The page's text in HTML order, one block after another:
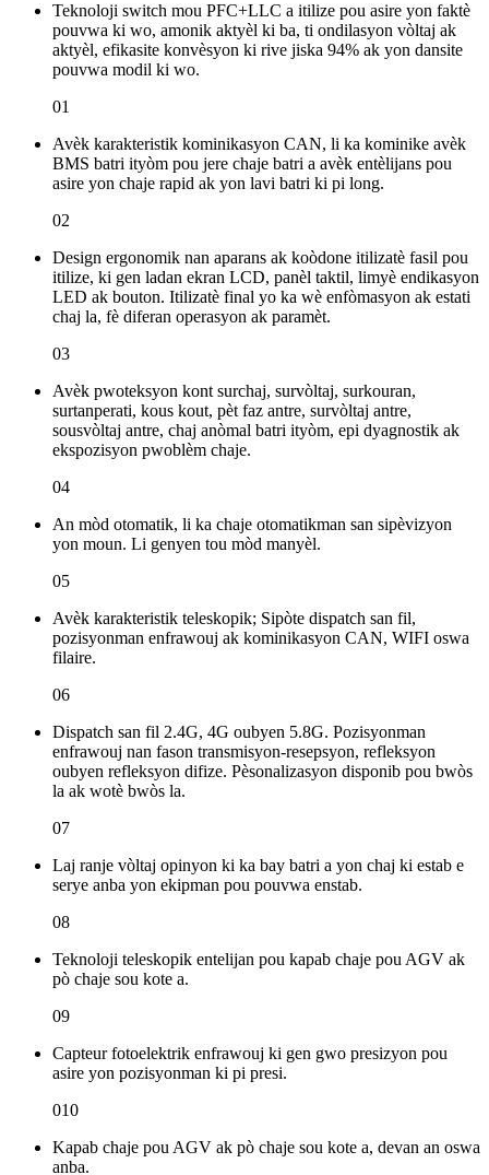
Teknoloji switch mou PFC+LLC a itilize pou asire yon faktè
pouvwa ki wo, amonik aktyèl ki ba, ti ondilasyon vòltaj ak
aktyèl, efikasite konvèsyon ki rive jiska 94% ak ​​yon dansite
pouvwa modil ki wo.
01
Avèk karakteristik kominikasyon CAN, li ka kominike avèk
BMS batri ityòm pou jere chaje batri a avèk entèlijans pou
asire yon chaje rapid ak yon lavi batri ki pi long.
02
Design ergonomik nan aparans ak koòdone itilizatè fasil pou
itilize, ki gen ladan ekran LCD, panèl taktil, limyè endikasyon
LED ak bouton. Itilizatè final yo ka wè enfòmasyon ak estati
chaj la, fè diferan operasyon ak paramèt.
03
Avèk pwoteksyon kont surchaj, survòltaj, surkouran,
surtanperati, kous kout, pèt faz antre, survòltaj antre,
sousvòltaj antre, chaj anòmal batri ityòm, epi dyagnostik ak
ekspozisyon pwoblèm chaje.
04
An mòd otomatik, li ka chaje otomatikman san sipèvizyon
yon moun. Li genyen tou mòd manyèl.
05
Avèk karakteristik teleskopik; Sipòte dispatch san fil,
pozisyonman enfrawouj ak kominikasyon CAN, WIFI oswa
filaire.
06
Dispatch san fil 2.4G, 4G oubyen 5.8G. Pozisyonman
enfrawouj nan fason transmisyon-resepsyon, refleksyon
oubyen refleksyon difize. Pèsonalizasyon disponib pou bwòs
la ak wotè bwòs la.
07
Laj ranje vòltaj opinyon ki ka bay batri a yon chaj ki estab e
serye anba yon ekipman pou pouvwa enstab.
08
Teknoloji teleskopik entelijan pou kapab chaje pou AGV ak
pò chaje sou kote a.
09
Capteur fotoelektrik enfrawouj ki gen gwo presizyon pou
asire yon pozisyonman ki pi presi.
010
Kapab chaje pou AGV ak pò chaje sou kote a, devan an oswa
anba.